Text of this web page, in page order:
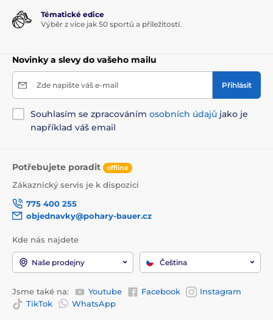
Tématické edice
Výběr z více jak 50 sportů a příležitostí.
Novinky a slevy do vašeho mailu
Zde napište váš e-mail Přihlásit
Souhlasím se zpracováním osobních údajů jako je
například váš email
Potřebujete poradit offline
Zákaznický servis je k dispozici
775 400 255
objednavky@pohary-bauer.cz
Kde nás najdete
Naše prodejny Čeština
Jsme také na: Youtube Facebook
Instagram
TikTok
WhatsApp